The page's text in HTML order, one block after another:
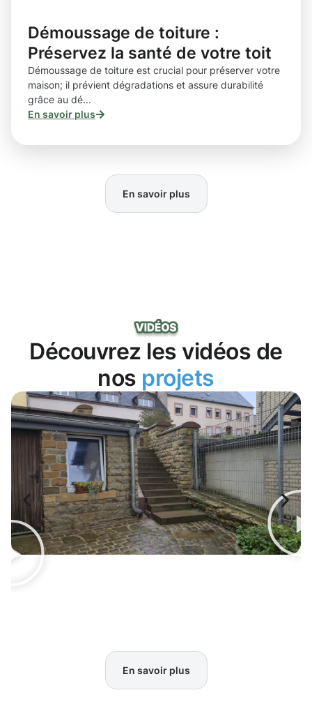
Démoussage de toiture :
Préservez la santé de votre toit
Démoussage de toiture est crucial pour préserver votre
maison; il prévient dégradations et assure durabilité
grâce au dé...
En savoir plus
En savoir plus
Découvrez les vidéos de
nos projets
En savoir plus